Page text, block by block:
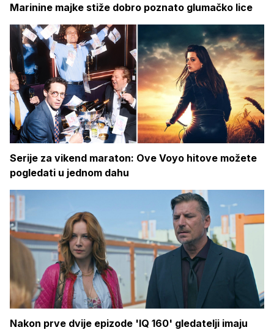
Marinine majke stiže dobro poznato glumačko lice
Serije za vikend maraton: Ove Voyo hitove možete
pogledati u jednom dahu
Nakon prve dvije epizode 'IQ 160' gledatelji imaju